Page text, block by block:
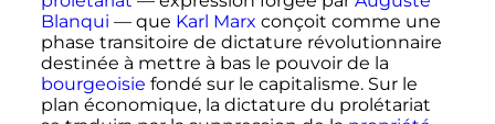
Blanqui — que Karl Marx conçoit comme une
phase transitoire de dictature révolutionnaire
destinée à mettre à bas le pouvoir de la
bourgeoisie fondé sur le capitalisme. Sur le
plan économique, la dictature du prolétariat